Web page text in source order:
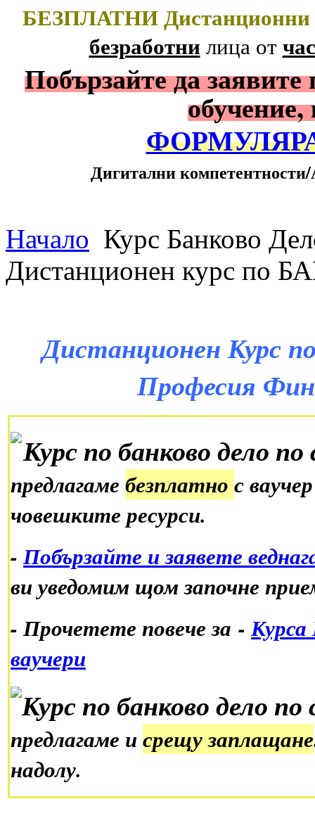
БЕЗПЛАТНИ Дистанционни
безработни лицаот
Побързайте да
Дигитални
Начало Курс Банково
Дистанционен курс по
Дистанционен Курс
Професия
предлагаме безплатно с
човешките ресурси.
-Побързайте и заявете
ви уведомим щом започне
-Прочетете повече за -Курса
ваучери
предлагаме исрещу заплащане
надолу.